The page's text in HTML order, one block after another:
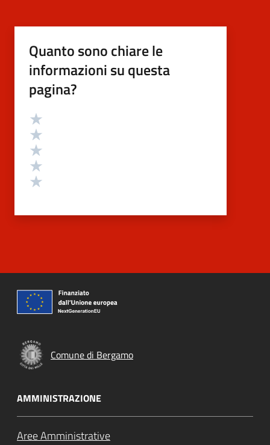
Quanto sono chiare le
informazioni su questa
pagina?
Valutazione
Comune di Bergamo
AMMINISTRAZIONE
Aree Amministrative